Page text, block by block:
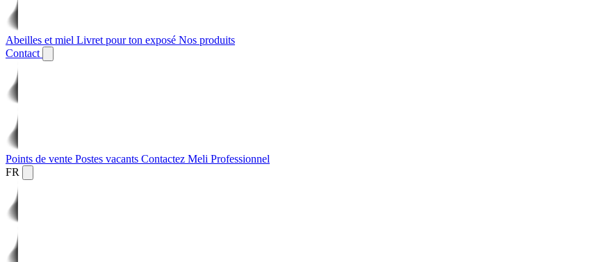
Abeilles et miel Livret pour ton exposé Nos produits
Contact
Points de vente Postes vacants Contactez Meli Professionnel
FR